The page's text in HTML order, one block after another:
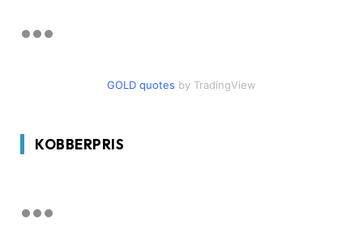
GOLD quotes by TradingView
KOBBERPRIS